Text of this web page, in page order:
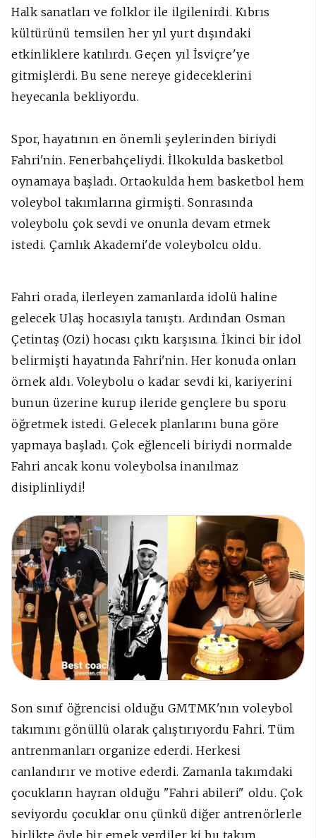
Halk sanatları ve folklor ile ilgilenirdi. Kıbrıs
kültürünü temsilen her yıl yurt dışındaki
etkinliklere katılırdı. Geçen yıl İsviçre'ye
gitmişlerdi. Bu sene nereye gideceklerini
heyecanla bekliyordu.
Spor, hayatının en önemli şeylerinden biriydi
Fahri'nin. Fenerbahçeliydi. İlkokulda basketbol
oynamaya başladı. Ortaokulda hem basketbol hem
voleybol takımlarına girmişti. Sonrasında
voleybolu çok sevdi ve onunla devam etmek
istedi. Çamlık Akademi'de voleybolcu oldu.
Fahri orada, ilerleyen zamanlarda idolü haline
gelecek Ulaş hocasıyla tanıştı. Ardından Osman
Çetintaş (Ozi) hocası çıktı karşısına. İkinci bir idol
belirmişti hayatında Fahri'nin. Her konuda onları
örnek aldı. Voleybolu o kadar sevdi ki, kariyerini
bunun üzerine kurup ileride gençlere bu sporu
öğretmek istedi. Gelecek planlarını buna göre
yapmaya başladı. Çok eğlenceli biriydi normalde
Fahri ancak konu voleybolsa inanılmaz
disiplinliydi!
Son sınıf öğrencisi olduğu GMTMK'nın voleybol
takımını gönüllü olarak çalıştırıyordu Fahri. Tüm
antrenmanları organize ederdi. Herkesi
canlandırır ve motive ederdi. Zamanla takımdaki
çocukların hayran olduğu "Fahri abileri" oldu. Çok
seviyordu çocuklar onu çünkü diğer antrenörlerle
birlikte öyle bir emek verdiler ki bu takım